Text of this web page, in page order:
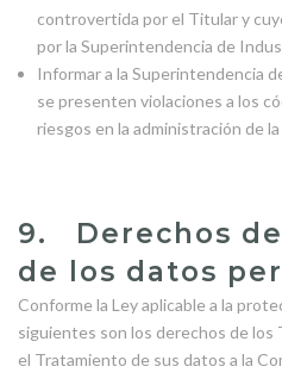
controvertida por el Titular y
por la Superintendencia de
Informar a la Superintendencia
se presenten violaciones a los
riesgos en la administración de
9. Derechos
de los datos
Conforme la Ley aplicable a la
siguientes son los derechos de los
el Tratamiento de sus datos a la